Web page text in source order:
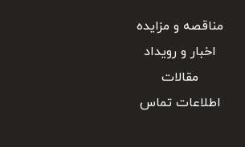
مناقصه و مزایده
اخبار و رویداد
مقالات
اطلاعات تماس